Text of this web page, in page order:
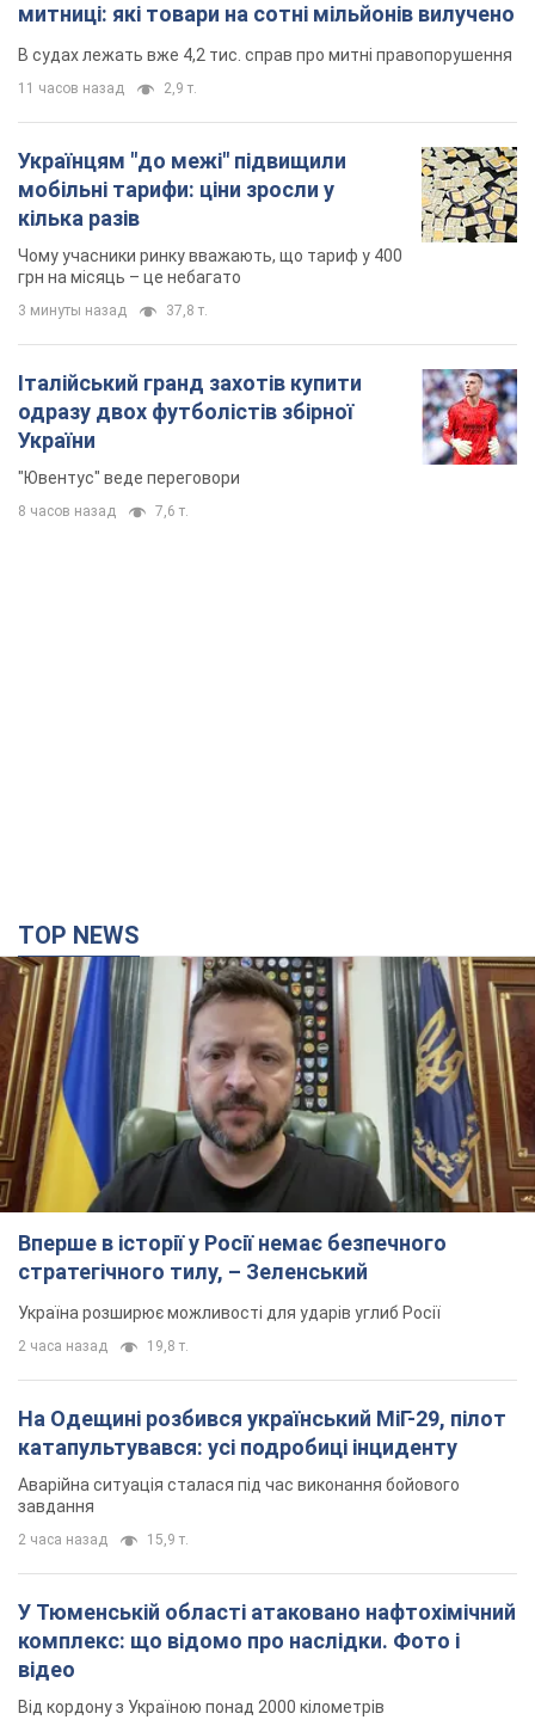
митниці: які товари на сотні мільйонів вилучено
В судах лежать вже 4,2 тис. справ про митні правопорушення
11 часов назад 2,9 т.
Українцям "до межі" підвищили
мобільні тарифи: ціни зросли у
кілька разів
Чому учасники ринку вважають, що тариф у 400
грн на місяць – це небагато
3 минуты назад 37,8 т.
Італійський гранд захотів купити
одразу двох футболістів збірної
України
"Ювентус" веде переговори
8 часов назад 7,6 т.
TOP NEWS
Вперше в історії у Росії немає безпечного
стратегічного тилу, – Зеленський
Україна розширює можливості для ударів углиб Росії
2 часа назад 19,8 т.
На Одещині розбився український МіГ-29, пілот
катапультувався: усі подробиці інциденту
Аварійна ситуація сталася під час виконання бойового
завдання
2 часа назад 15,9 т.
У Тюменській області атаковано нафтохімічний
комплекс: що відомо про наслідки. Фото і
відео
Від кордону з Україною понад 2000 кілометрів